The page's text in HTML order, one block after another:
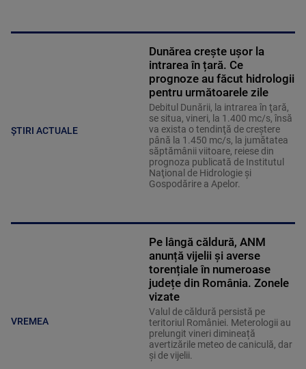
ȘTIRI ACTUALE
Dunărea crește ușor la
intrarea în țară. Ce
prognoze au făcut hidrologii
pentru următoarele zile
Debitul Dunării, la intrarea în ţară,
se situa, vineri, la 1.400 mc/s, însă
va exista o tendinţă de creştere
până la 1.450 mc/s, la jumătatea
săptămânii viitoare, reiese din
prognoza publicată de Institutul
Naţional de Hidrologie şi
Gospodărire a Apelor.
VREMEA
Pe lângă căldură, ANM
anunță vijelii și averse
torențiale în numeroase
județe din România. Zonele
vizate
Valul de căldură persistă pe
teritoriul României. Meterologii au
prelungit vineri dimineață
avertizările meteo de caniculă, dar
și de vijelii.